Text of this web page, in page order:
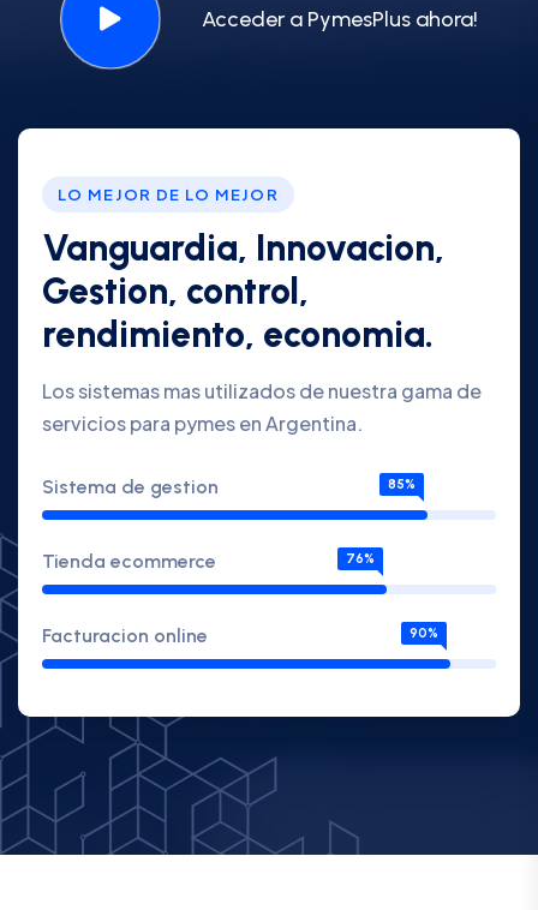
Acceder a PymesPlus ahora!
LO MEJOR DE LO MEJOR
Vanguardia, Innovacion,
Gestion, control,
rendimiento, economia.
Los sistemas mas utilizados de nuestra gama de
servicios para pymes en Argentina.
Sistema de gestion 85%
Tienda ecommerce 76%
Facturacion online 90%